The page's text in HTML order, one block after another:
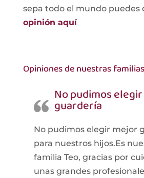
sepa todo el mundo puedes
opinión aquí
Opiniones de nuestras familias
No pudimos
guardería
No pudimos elegir mejor
para nuestros hijos.Es
familia Teo, gracias por
unas grandes